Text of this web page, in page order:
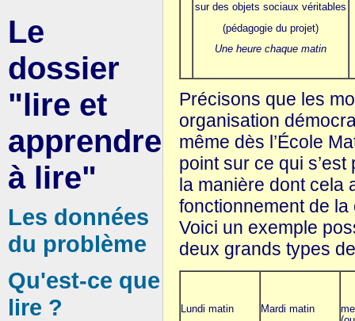
sur des objets sociaux véritables
(pédagogie du projet)
Une heure chaque matin
Précisons que les
organisation
même dès l’École
point sur ce qui
la manière dont cela
fonctionnement de la
Voici un exemple
deux grands types
Lundi matin Mardi matin
Le
dossier
"lire et
apprendre
à lire"
Les données
du problème
Qu'est-ce que
lire ?